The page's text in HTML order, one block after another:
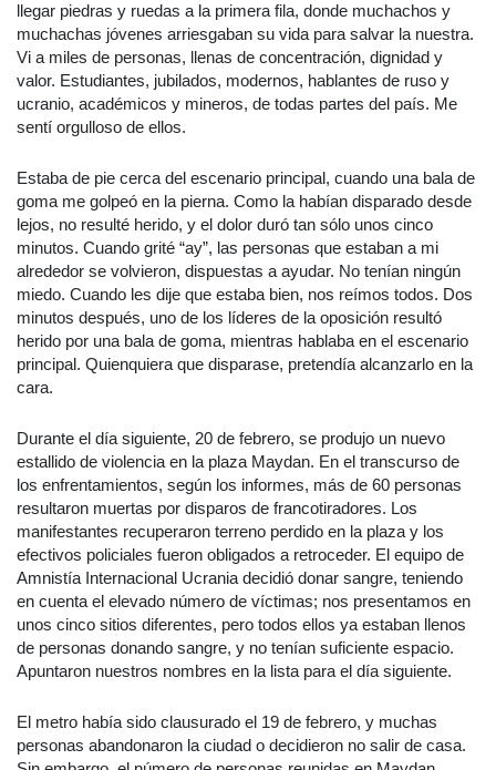
llegar piedras y ruedas a la primera fila, donde muchachos y
muchachas jóvenes arriesgaban su vida para salvar la nuestra.
Vi a miles de personas, llenas de concentración, dignidad y
valor. Estudiantes, jubilados, modernos, hablantes de ruso y
ucranio, académicos y mineros, de todas partes del país. Me
sentí orgulloso de ellos.
Estaba de pie cerca del escenario principal, cuando una bala de
goma me golpeó en la pierna. Como la habían disparado desde
lejos, no resulté herido, y el dolor duró tan sólo unos cinco
minutos. Cuando grité “ay”, las personas que estaban a mi
alrededor se volvieron, dispuestas a ayudar. No tenían ningún
miedo. Cuando les dije que estaba bien, nos reímos todos. Dos
minutos después, uno de los líderes de la oposición resultó
herido por una bala de goma, mientras hablaba en el escenario
principal. Quienquiera que disparase, pretendía alcanzarlo en la
cara.
Durante el día siguiente, 20 de febrero, se produjo un nuevo
estallido de violencia en la plaza Maydan. En el transcurso de
los enfrentamientos, según los informes, más de 60 personas
resultaron muertas por disparos de francotiradores. Los
manifestantes recuperaron terreno perdido en la plaza y los
efectivos policiales fueron obligados a retroceder. El equipo de
Amnistía Internacional Ucrania decidió donar sangre, teniendo
en cuenta el elevado número de víctimas; nos presentamos en
unos cinco sitios diferentes, pero todos ellos ya estaban llenos
de personas donando sangre, y no tenían suficiente espacio.
Apuntaron nuestros nombres en la lista para el día siguiente.
El metro había sido clausurado el 19 de febrero, y muchas
personas abandonaron la ciudad o decidieron no salir de casa.